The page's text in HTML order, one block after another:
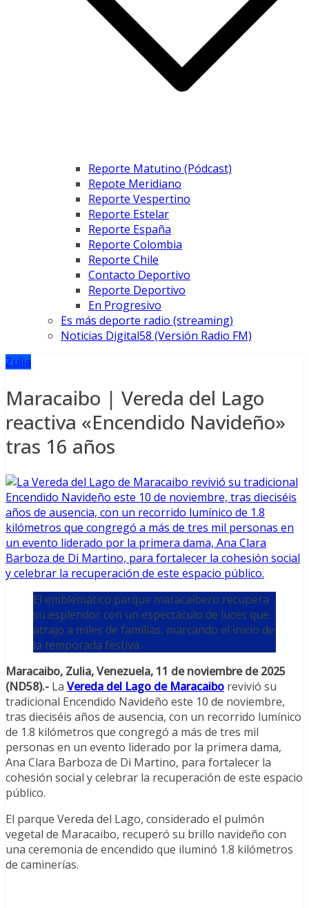
Reporte Matutino (Pódcast)
Repote Meridiano
Reporte Vespertino
Reporte Estelar
Reporte España
Reporte Colombia
Reporte Chile
Contacto Deportivo
Reporte Deportivo
En Progresivo
Es más deporte radio (streaming)
Noticias Digital58 (Versión Radio FM)
Zulia
Maracaibo | Vereda del Lago
reactiva «Encendido Navideño»
tras 16 años
El emblemático parque maracaibero recupera
su esplendor con un espectáculo de luces que
atrajo a miles de familias, marcando el inicio de
la temporada festiva.
Maracaibo, Zulia, Venezuela, 11 de noviembre de 2025
(ND58).- La Vereda del Lago de Maracaibo revivió su
tradicional Encendido Navideño este 10 de noviembre,
tras dieciséis años de ausencia, con un recorrido lumínico
de 1.8 kilómetros que congregó a más de tres mil
personas en un evento liderado por la primera dama,
Ana Clara Barboza de Di Martino, para fortalecer la
cohesión social y celebrar la recuperación de este espacio
público.
El parque Vereda del Lago, considerado el pulmón
vegetal de Maracaibo, recuperó su brillo navideño con
una ceremonia de encendido que iluminó 1.8 kilómetros
de caminerías.